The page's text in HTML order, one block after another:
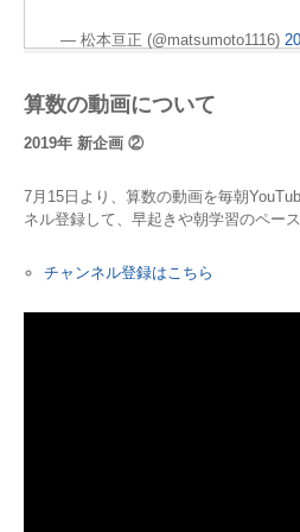
— 松本亘正 (@matsumoto1116)
算数の動画について
2019年 新企画 ②
7月15日より、算数の動画を毎朝
ネル登録して、早起きや朝学習のペー
チャンネル登録はこちら